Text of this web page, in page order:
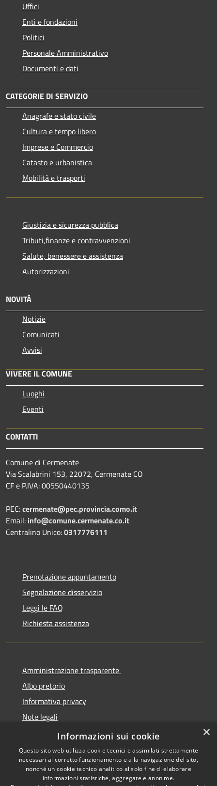
Uffici
Enti e fondazioni
Politici
Personale Amministrativo
Documenti e dati
CATEGORIE DI SERVIZIO
Anagrafe e stato civile
Cultura e tempo libero
Imprese e Commercio
Catasto e urbanistica
Mobilità e trasporti
Giustizia e sicurezza pubblica
Tributi,finanze e contravvenzioni
Salute, benessere e assistenza
Autorizzazioni
NOVITÀ
Notizie
Comunicati
Avvisi
VIVERE IL COMUNE
Luoghi
Eventi
CONTATTI
Comune di Cermenate
Via Scalabrini 153, 22072, Cermenate CO
CF e P.IVA: 00550440135
PEC:cermenate@pec.provincia.como.it
Email: info@comune.cermenate.co.it
Centralino Unico:0317776111
Prenotazione appuntamento
Segnalazione disservizio
Leggi le FAQ
Richiesta assistenza
Amministrazione trasparente
Albo pretorio
Informativa privacy
Note legali
Dichiarazione di accessibilità
Copyright © 2026 • Comune di
×
Informazioni sui cookie
Questo sito web utilizza cookie tecnici e assimilati strettamente
necessari al corretto funzionamento e alla navigazione del sito,
nonché un cookie tecnico analitico al solo fine di elaborare
informazioni statistiche, aggregate e anonime.